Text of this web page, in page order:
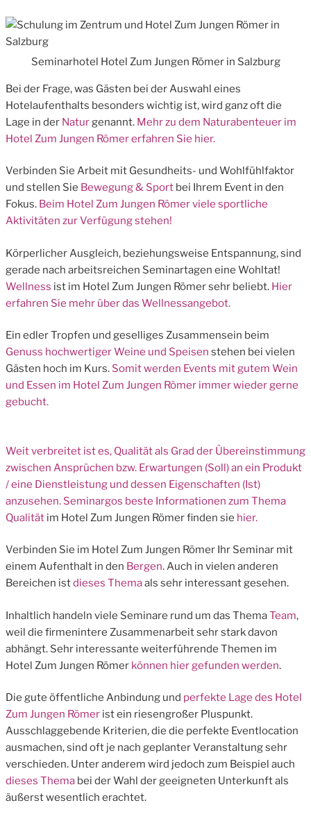
Seminarhotel Hotel Zum Jungen Römer in Salzburg
Bei der Frage, was Gästen bei der Auswahl eines
Hotelaufenthalts besonders wichtig ist, wird ganz oft die
Lage in der Naturgenannt. Mehr zu dem Naturabenteuer im
Hotel Zum Jungen Römer erfahren Sie hier.
Verbinden Sie Arbeit mit Gesundheits- und Wohlfühlfaktor
und stellen Sie Bewegung & Sport bei Ihrem Event in den
Fokus. Beim Hotel Zum Jungen Römer viele sportliche
Aktivitäten zur Verfügung stehen!
Körperlicher Ausgleich, beziehungsweise Entspannung, sind
gerade nach arbeitsreichen Seminartagen eine Wohltat!
Wellness ist im Hotel Zum Jungen Römer sehr beliebt. Hier
erfahren Sie mehr über das Wellnessangebot.
Ein edler Tropfen und geselliges Zusammensein beim
Genuss hochwertiger Weine und Speisen stehen bei vielen
Gästen hoch im Kurs. Somit werden Events mit gutem Wein
und Essen im Hotel Zum Jungen Römer immer wieder gerne
gebucht.
Weit verbreitet ist es, Qualität als Grad der Übereinstimmung
zwischen Ansprüchen bzw. Erwartungen (Soll) an ein Produkt
/ eine Dienstleistung und dessen Eigenschaften (Ist)
anzusehen. Seminargos beste Informationen zum Thema
Qualität im Hotel Zum Jungen Römer finden sie hier.
Verbinden Sie im Hotel Zum Jungen Römer Ihr Seminar mit
einem Aufenthalt in den Bergen. Auch in vielen anderen
Bereichen istdieses Themaals sehr interessant gesehen.
Inhaltlich handeln viele Seminare rund um das ThemaTeam,
weil die firmenintere Zusammenarbeit sehr stark davon
abhängt. Sehr interessante weiterführende Themen im
Hotel Zum Jungen Römer können hier gefunden werden.
Die gute öffentliche Anbindung und perfekte Lage des Hotel
Zum Jungen Römer ist ein riesengroßer Pluspunkt.
Ausschlaggebende Kriterien, die die perfekte Eventlocation
ausmachen, sind oft je nach geplanter Veranstaltung sehr
verschieden. Unter anderem wird jedoch zum Beispiel auch
dieses Thema bei der Wahl der geeigneten Unterkunft als
äußerst wesentlich erachtet.